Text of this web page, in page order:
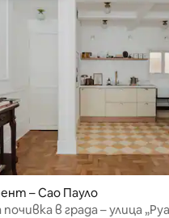
– Сао Пауло
в града – улица